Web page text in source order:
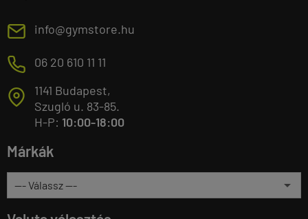
E info@gymstore.hu
M 06 20 610 11 11
T
1141 Budapest,
Szugló u. 83-85.
H-P: 10:00-18:00
Márkák